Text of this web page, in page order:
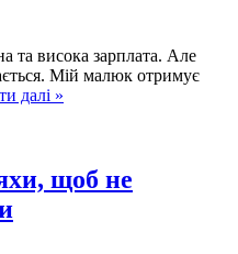
та висока зарплата. Але
Мій малюк отримує
далі »
щоб не